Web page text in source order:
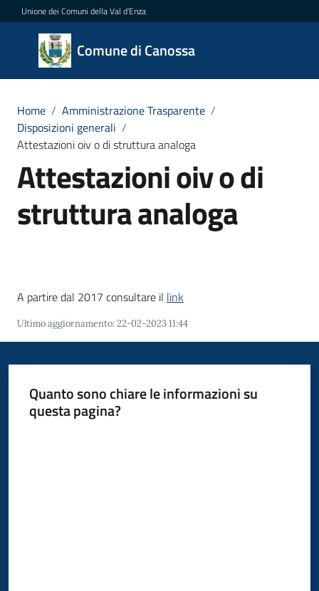
Vai al contenuto
Vai alla navigazione
Vai al footer
Unione dei Comuni della Val d'Enza
Comune di Canossa
Comune
di
Amministrazione
Menu selezionato
Novità
Servizi
Home / Amministrazione Trasparente /
Disposizioni generali /
Attestazioni oiv o di struttura analoga
Attestazioni oiv o di
struttura analoga
A partire dal 2017 consultare il link
Ultimo aggiornamento:22-02-2023 11:44
Quanto sono chiare le informazioni su
questa pagina?